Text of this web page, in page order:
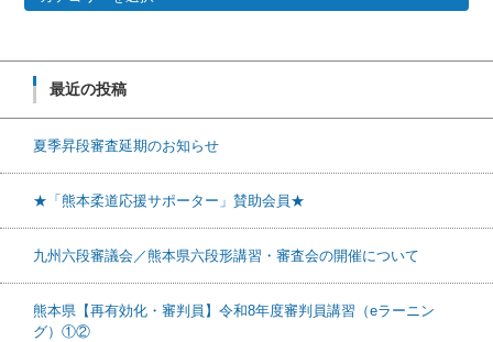
最近の投稿
夏季昇段審査延期のお知らせ
★「熊本柔道応援サポーター」賛助会員★
九州六段審議会／熊本県六段形講習・審査会の開催について
熊本県【再有効化・審判員】令和8年度審判員講習（eラーニン
グ）①②